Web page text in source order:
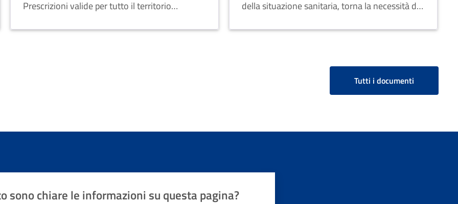
Prescrizioni valide per tutto il territorio
marzo 2020.
della situazione sanitaria, torna la necessità di
gli spostamenti.
Tutti i documenti
sono chiare le informazioni su questa pagina?